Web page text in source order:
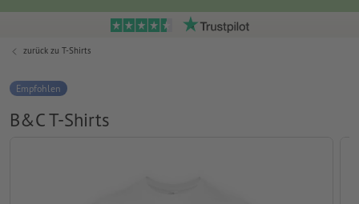
zurück zu T-Shirts
Empfohlen
B&C T-Shirts